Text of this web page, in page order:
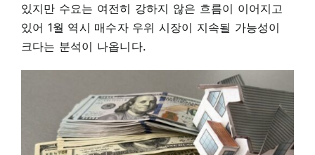
있지만 수요는 여전히 강하지 않은 흐름이 이어지고
있어 1월 역시 매수자 우위 시장이 지속될 가능성이
크다는 분석이 나옵니다.